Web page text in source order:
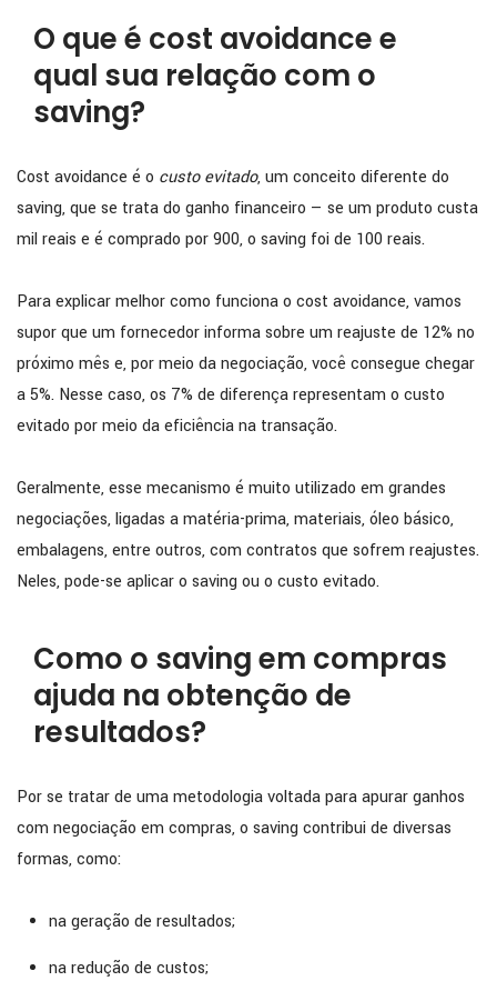
O que é cost avoidance e
qual sua relação com o
saving?
Cost avoidance é o custo evitado, um conceito diferente do
saving, que se trata do ganho financeiro — se um produto custa
mil reais e é comprado por 900, o saving foi de 100 reais.
Para explicar melhor como funciona o cost avoidance, vamos
supor que um fornecedor informa sobre um reajuste de 12% no
próximo mês e, por meio da negociação, você consegue chegar
a 5%. Nesse caso, os 7% de diferença representam o custo
evitado por meio da eficiência na transação.
Geralmente, esse mecanismo é muito utilizado em grandes
negociações, ligadas a matéria-prima, materiais, óleo básico,
embalagens, entre outros, com contratos que sofrem reajustes.
Neles, pode-se aplicar o saving ou o custo evitado.
Como o saving em compras
ajuda na obtenção de
resultados?
Por se tratar de uma metodologia voltada para apurar ganhos
com negociação em compras, o saving contribui de diversas
formas, como:
na geração de resultados;
na redução de custos;